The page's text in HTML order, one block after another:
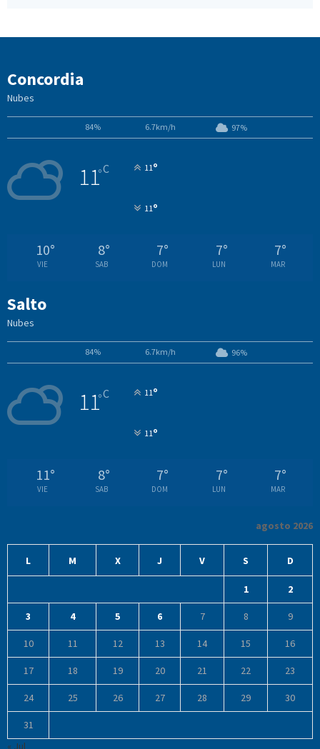
Concordia
Nubes
84% 6.7km/h 97%
11°C 11°
11°
10°
VIE
8°
SAB
7°
DOM
7°
LUN
7°
MAR
Salto
Nubes
84% 6.7km/h 96%
11°C 11°
11°
11°
VIE
8°
SAB
7°
DOM
7°
LUN
7°
MAR
agosto 2026
L M X J V S D
1 2
3 4 5 6 7 8 9
10 11 12 13 14 15 16
17 18 19 20 21 22 23
24 25 26 27 28 29 30
31
« Jul